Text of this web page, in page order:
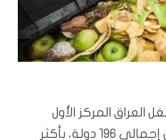
المركز الأول
عربياً والسادس عالمياً من إجمالي 196 دولة، بأكثر